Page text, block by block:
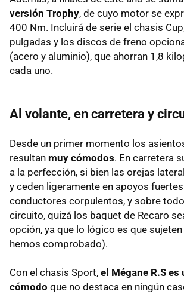
versión Trophy, de cuyo motor se
400 Nm. Incluirá de serie el chasis
pulgadas y los discos de freno
(acero y aluminio), que ahorran 1,8
cada uno.
Al volante, en carretera y
Desde un primer momento los
resultan muy cómodos. En carretera
a la perfección, si bien las orejas
y ceden ligeramente en apoyos
conductores corpulentos, y sobre
circuito, quizá los baquet de Recaro
opción, ya que lo lógico es que
hemos comprobado).
Con el chasis Sport, el Mégane R.S es
cómodo que no destaca en ningún